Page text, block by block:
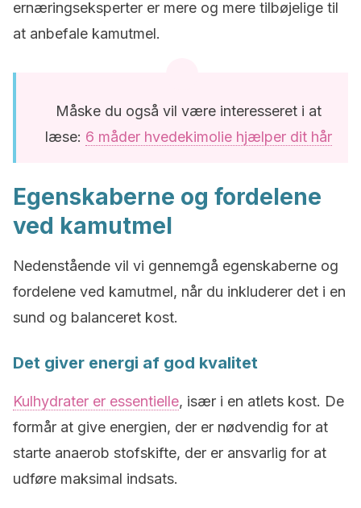
ernæringseksperter er mere og mere tilbøjelige til
at anbefale kamutmel.
Måske du også vil være interesseret i at
læse: 6 måder hvedekimolie hjælper dit hår
Egenskaberne og fordelene
ved kamutmel
Nedenstående vil vi gennemgå egenskaberne og
fordelene ved kamutmel, når du inkluderer det i en
sund og balanceret kost.
Det giver energi af god kvalitet
Kulhydrater er essentielle, især i en atlets kost. De
formår at give energien, der er nødvendig for at
starte anaerob stofskifte, der er ansvarlig for at
udføre maksimal indsats.